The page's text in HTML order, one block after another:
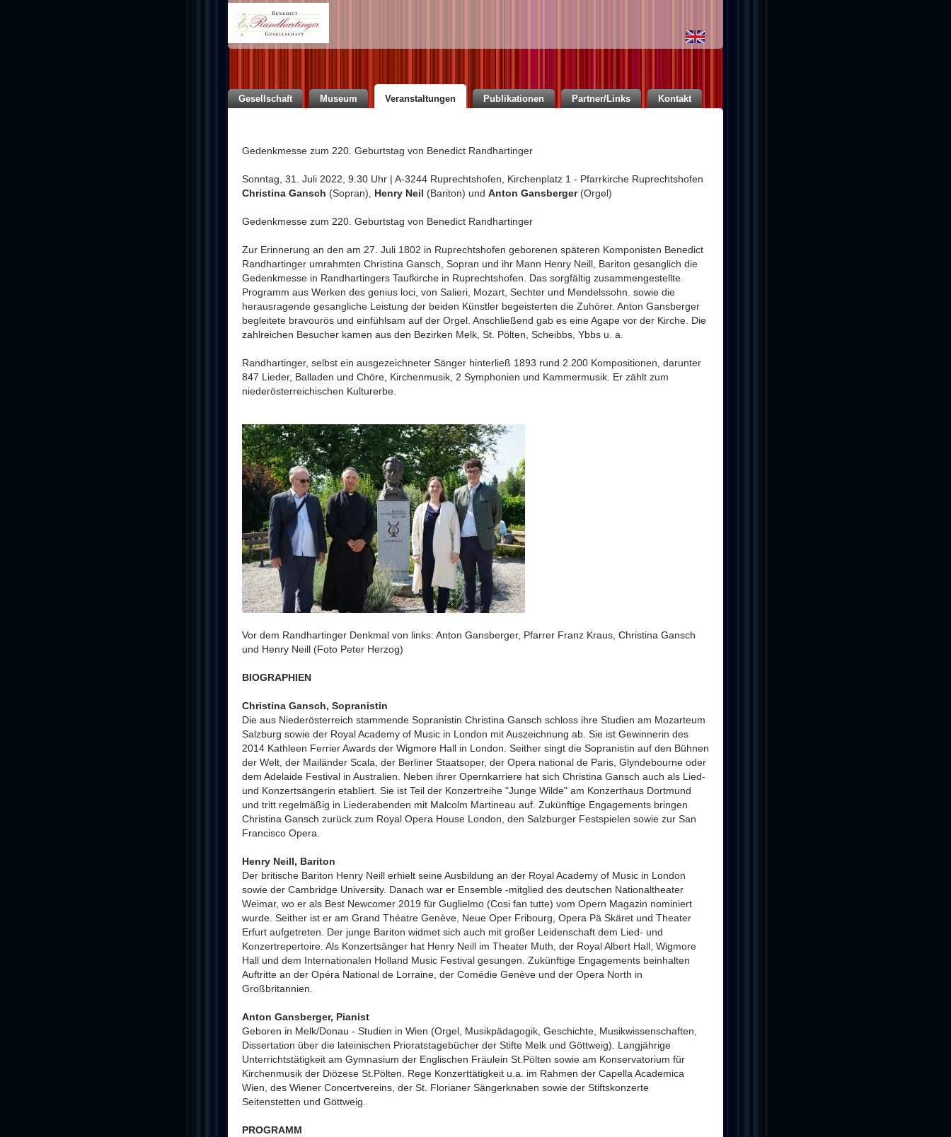
Gesellschaft Museum Veranstaltungen Publikationen Partner/Links Kontakt
Gedenkmesse zum 220. Geburtstag von Benedict Randhartinger
Sonntag, 31. Juli 2022, 9.30 Uhr | A-3244 Ruprechtshofen, Kirchenplatz 1 - Pfarrkirche Ruprechtshofen
Christina Gansch (Sopran), Henry Neil (Bariton) und Anton Gansberger(Orgel)
Gedenkmesse zum 220. Geburtstag von Benedict Randhartinger
Zur Erinnerung an den am 27. Juli 1802 in Ruprechtshofen geborenen späteren Komponisten Benedict
Randhartinger umrahmten Christina Gansch, Sopran und ihr Mann Henry Neill, Bariton gesanglich die
Gedenkmesse in Randhartingers Taufkirche in Ruprechtshofen. Das sorgfältig zusammengestellte
Programm aus Werken des genius loci, von Salieri, Mozart, Sechter und Mendelssohn. sowie die
herausragende gesangliche Leistung der beiden Künstler begeisterten die Zuhörer. Anton Gansberger
begleitete bravourös und einfühlsam auf der Orgel. Anschließend gab es eine Agape vor der Kirche. Die
zahlreichen Besucher kamen aus den Bezirken Melk, St. Pölten, Scheibbs, Ybbs u. a.
Randhartinger, selbst ein ausgezeichneter Sänger hinterließ 1893 rund 2.200 Kompositionen, darunter
847 Lieder, Balladen und Chöre, Kirchenmusik, 2 Symphonien und Kammermusik. Er zählt zum
niederösterreichischen Kulturerbe.
Vor dem Randhartinger Denkmal von links: Anton Gansberger, Pfarrer Franz Kraus, Christina Gansch
und Henry Neill (Foto Peter Herzog)
BIOGRAPHIEN
Christina Gansch, Sopranistin
Die aus Niederösterreich stammende Sopranistin Christina Gansch schloss ihre Studien am Mozarteum
Salzburg sowie der Royal Academy of Music in London mit Auszeichnung ab. Sie ist Gewinnerin des
2014 Kathleen Ferrier Awards der Wigmore Hall in London. Seither singt die Sopranistin auf den Bühnen
der Welt, der Mailänder Scala, der Berliner Staatsoper, der Opera national de Paris, Glyndebourne oder
dem Adelaide Festival in Australien. Neben ihrer Opernkarriere hat sich Christina Gansch auch als Lied-
und Konzertsängerin etabliert. Sie ist Teil der Konzertreihe "Junge Wilde" am Konzerthaus Dortmund
und tritt regelmäßig in Liederabenden mit Malcolm Martineau auf. Zukünftige Engagements bringen
Christina Gansch zurück zum Royal Opera House London, den Salzburger Festspielen sowie zur San
Francisco Opera.
Henry Neill, Bariton
Der britische Bariton Henry Neill erhielt seine Ausbildung an der Royal Academy of Music in London
sowie der Cambridge University. Danach war er Ensemble -mitglied des deutschen Nationaltheater
Weimar, wo er als Best Newcomer 2019 für Guglielmo (Cosi fan tutte) vom Opern Magazin nominiert
wurde. Seither ist er am Grand Théatre Genève, Neue Oper Fribourg, Opera Pä Skäret und Theater
Erfurt aufgetreten. Der junge Bariton widmet sich auch mit großer Leidenschaft dem Lied- und
Konzertrepertoire. Als Konzertsänger hat Henry Neill im Theater Muth, der Royal Albert Hall, Wigmore
Hall und dem Internationalen Holland Music Festival gesungen. Zukünftige Engagements beinhalten
Auftritte an der Opéra National de Lorraine, der Comédie Genève und der Opera North in
Großbritannien.
Anton Gansberger, Pianist
Geboren in Melk/Donau - Studien in Wien (Orgel, Musikpädagogik, Geschichte, Musikwissenschaften,
Dissertation über die lateinischen Prioratstagebücher der Stifte Melk und Göttweig). Langjährige
Unterrichtstätigkeit am Gymnasium der Englischen Fräulein St.Pölten sowie am Konservatorium für
Kirchenmusik der Diözese St.Pölten. Rege Konzerttätigkeit u.a. im Rahmen der Capella Academica
Wien, des Wiener Concertvereins, der St. Florianer Sängerknaben sowie der Stiftskonzerte
Seitenstetten und Göttweig.
PROGRAMM